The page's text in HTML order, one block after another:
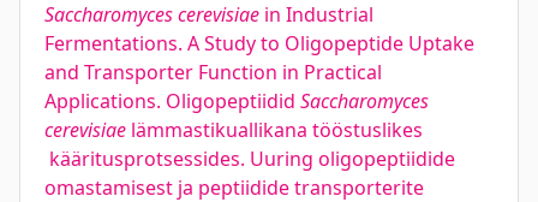
Saccharomyces cerevisiae in Industrial
Fermentations. A Study to Oligopeptide Uptake
and Transporter Function in Practical
Applications. Oligopeptiidid Saccharomyces
cerevisiae lämmastikuallikana tööstuslikes
kääritusprotsessides. Uuring oligopeptiidide
omastamisest ja peptiidide transporterite